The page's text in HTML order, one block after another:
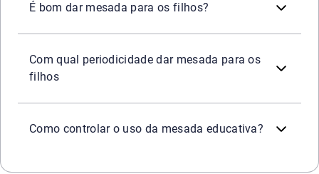
É bom dar mesada para os filhos?
Com qual periodicidade dar mesada para os
filhos
Como controlar o uso da mesada educativa?